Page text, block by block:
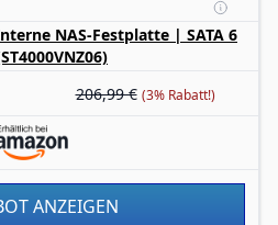
NAS-Festplatte | SATA 6
206,99 € (3% Rabatt!)
ANZEIGEN